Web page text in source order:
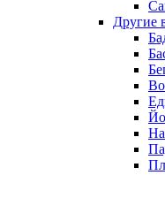
Другие